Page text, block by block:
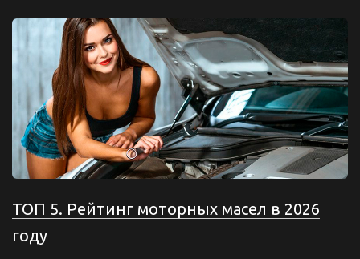
ТОП 5. Рейтинг моторных масел в 2026
году